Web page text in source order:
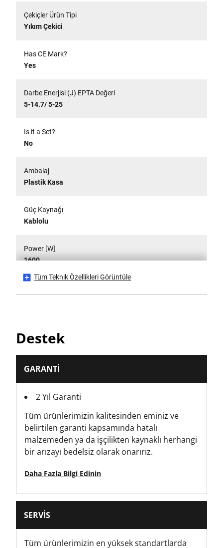
Çekiçler Ürün Tipi
Yıkım Çekici
Has CE Mark?
Yes
Darbe Enerjisi (J) EPTA Değeri
5-14.7/ 5-25
Is it a Set?
No
Ambalaj
Plastik Kasa
Güç Kaynağı
Kablolu
Power [W]
1600
98
Sound Power Uncertainty [dB(A)]
87
Sound Pressure Uncertainty [dB(A)]
3
Tüm Teknik Özellikleri Görüntüle
Destek
GARANTI
2 Yıl Garanti
Tüm ürünlerimizin kalitesinden eminiz ve
belirtilen garanti kapsamında hatalı
malzemeden ya da işçilikten kaynaklı herhangi
bir arızayı bedelsiz olarak onarırız.
Daha Fazla Bilgi Edinin
SERVIS
Tüm ürünlerimizin en yüksek standartlarda